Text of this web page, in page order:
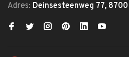
Adres: Deinsesteenweg 77,